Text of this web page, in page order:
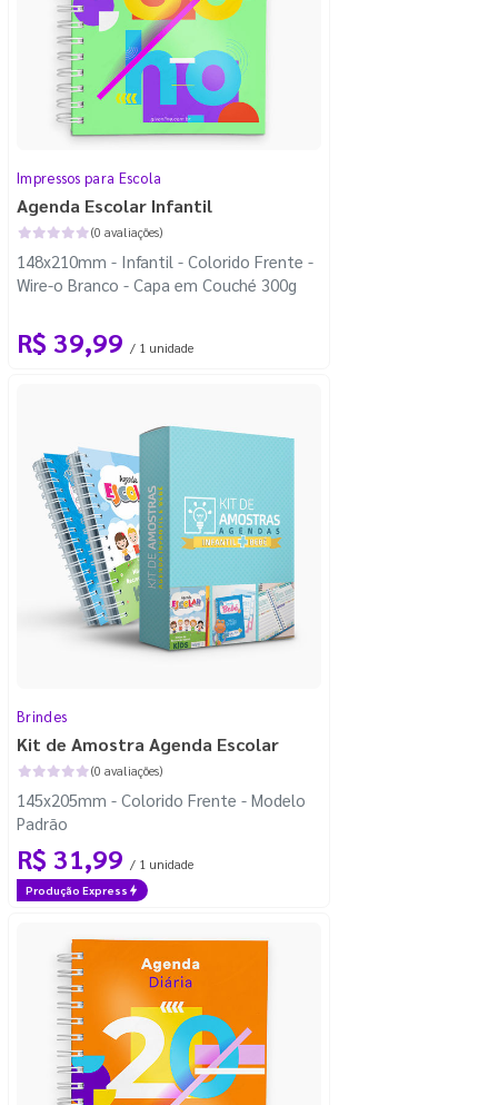
Impressos para Escola
Agenda Escolar Infantil
(0 avaliações)
148x210mm - Infantil - Colorido Frente -
Wire-o Branco - Capa em Couché 300g
R$ 39,99 / 1 unidade
Brindes
Kit de Amostra Agenda Escolar
(0 avaliações)
145x205mm - Colorido Frente - Modelo
Padrão
R$ 31,99 / 1 unidade
Produção Express